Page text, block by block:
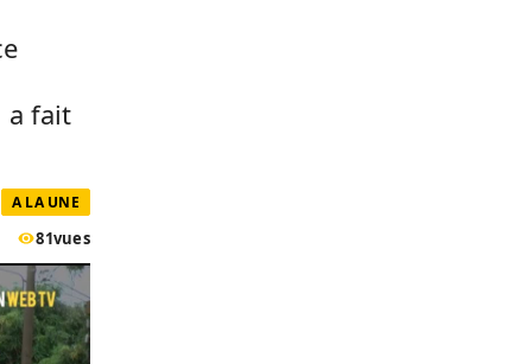
a fait
A LA UNE
81vues